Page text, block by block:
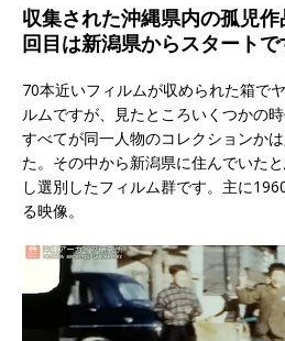
収集された沖縄県内の孤児
回目は新潟県からスタートで
70本近いフィルムが収められた箱で
ルムですが、見たところいくつかの
すべてが同一人物のコレクションか
た。その中から新潟県に住んでいた
し選別したフィルム群です。主に
る映像。